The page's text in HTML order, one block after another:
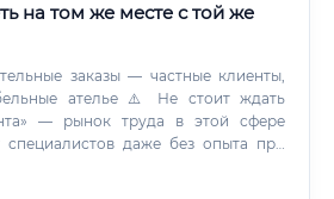
на том же месте с той же
заказы — частные клиенты,
⚠️ Не стоит ждать
— рынок труда в этой сфере
специалистов даже без опыта при
✅ Да, и это один из главных плюсов